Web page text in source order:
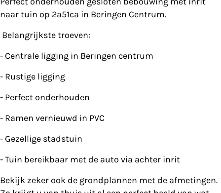
naar tuin op 2a51ca in Beringen Centrum.
Belangrijkste troeven:
- Centrale ligging in Beringen centrum
- Rustige ligging
- Perfect onderhouden
- Ramen vernieuwd in PVC
- Gezellige stadstuin
- Tuin bereikbaar met de auto via achter inrit
Bekijk zeker ook de grondplannen met de afmetingen.